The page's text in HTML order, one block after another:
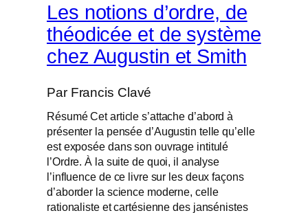
Les notions d’ordre, de
théodicée et de système
chez Augustin et Smith
Par Francis Clavé
Résumé Cet article s’attache d’abord à
présenter la pensée d’Augustin telle qu’elle
est exposée dans son ouvrage intitulé
l’Ordre. À la suite de quoi, il analyse
l’influence de ce livre sur les deux façons
d’aborder la science moderne, celle
rationaliste et cartésienne des jansénistes